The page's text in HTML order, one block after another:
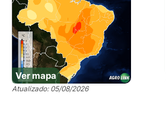
Ver mapa
Atualizado: 05/08/2026